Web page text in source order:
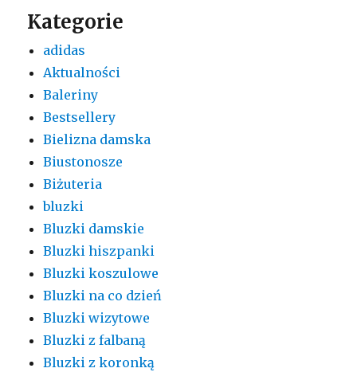
Kategorie
adidas
Aktualności
Baleriny
Bestsellery
Bielizna damska
Biustonosze
Biżuteria
bluzki
Bluzki damskie
Bluzki hiszpanki
Bluzki koszulowe
Bluzki na co dzień
Bluzki wizytowe
Bluzki z falbaną
Bluzki z koronką